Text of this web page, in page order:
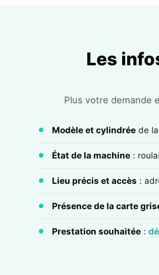
Les
Plus votre demande
Modèle et cylindréede la
État de la machine:
Lieu précis et accès :
Présence de la carte
Prestation souhaitée: